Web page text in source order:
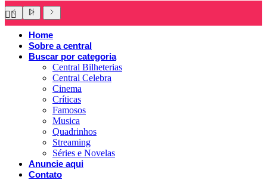
Home
Sobre a central
Buscar por categoria
Central Bilheterias
Central Celebra
Cinema
Críticas
Famosos
Musica
Quadrinhos
Streaming
Séries e Novelas
Anuncie aqui
Contato